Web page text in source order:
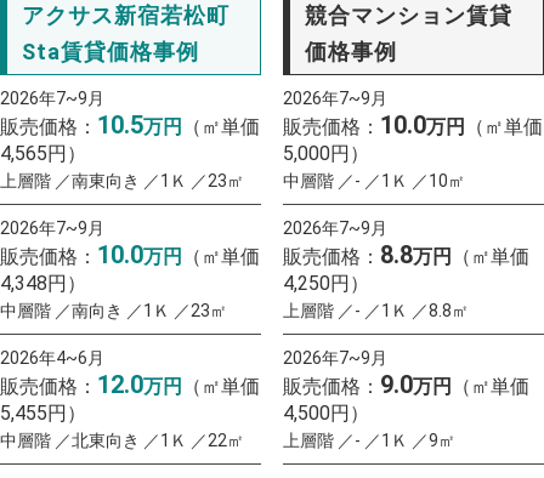
アクサス新宿若松町
Sta賃貸価格事例
2026年7~9月
販売価格： 10.5万円
（㎡単価
4,565円）
上層階 ／南東向き ／1Ｋ ／23㎡
2026年7~9月
販売価格： 10.0万円
（㎡単価
4,348円）
中層階 ／南向き ／1Ｋ ／23㎡
2026年4~6月
販売価格： 12.0万円
（㎡単価
5,455円）
中層階 ／北東向き ／1Ｋ ／22㎡
競合マンション賃貸
価格事例
2026年7~9月
販売価格： 10.0万円
（㎡単価
5,000円）
中層階 ／- ／1Ｋ ／10㎡
2026年7~9月
販売価格： 8.8万円
（㎡単価
4,250円）
上層階 ／- ／1Ｋ ／8.8㎡
2026年7~9月
販売価格： 9.0万円
（㎡単価
4,500円）
上層階 ／- ／1Ｋ ／9㎡